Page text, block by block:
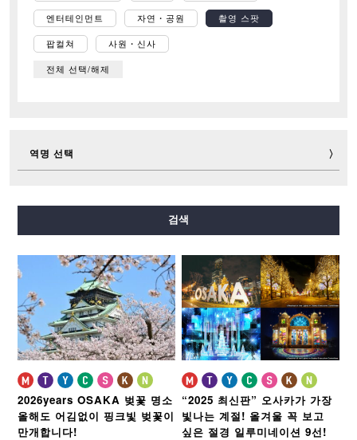
엔터테인먼트 자연・공원 촬영 스팟
팝컬쳐 사원・신사
전체 선택/해제
역명 선택
사카이스지선
이마자토스지선 뉴트램
검색
2026years OSAKA 벚꽃 명소
올해도 어김없이 핑크빛 벚꽃이
만개합니다!
“2025 최신판” 오사카가 가장
빛나는 계절! 올겨울 꼭 보고
싶은 절경 일루미네이션 9선!